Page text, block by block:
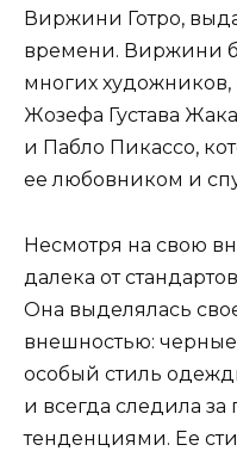
Виржини Готро,
времени. Виржини
многих
Жозефа Густава
и Пабло Пикассо,
ее любовником и
Несмотря на свою
далека от
Она выделялась
внешностью: черные
особый стиль
и всегда следила
тенденциями. Ее